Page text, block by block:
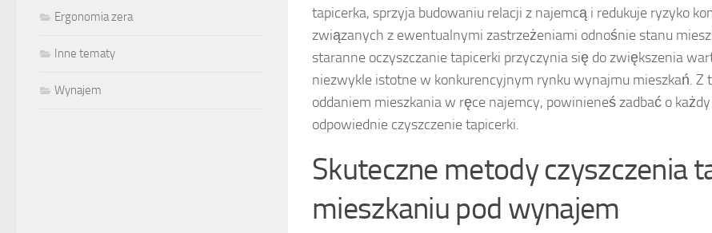
tapicerka, sprzyja budowaniu relacji z najemcą i redukuje ryzyko
związanych z ewentualnymi zastrzeżeniami odnośnie stanu
staranne oczyszczanie tapicerki przyczynia się do zwiększenia
niezwykle istotne w konkurencyjnym rynku wynajmu mieszkań. Z
oddaniem mieszkania w ręce najemcy, powinieneś zadbać o
odpowiednie czyszczenie tapicerki.
Skuteczne metody czyszczenia
mieszkaniu pod wynajem
Ergonomia zera
Inne tematy
Wynajem